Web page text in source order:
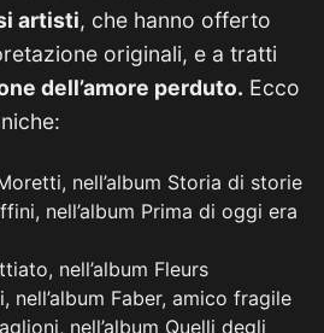
artisti, che hanno offerto
originali, e a tratti
dell’amore perduto. Ecco
nell’album Storia di storie
nell’album Prima di oggi era
nell’album Fleurs
nell’album Faber, amico fragile
nell’album Quelli degli